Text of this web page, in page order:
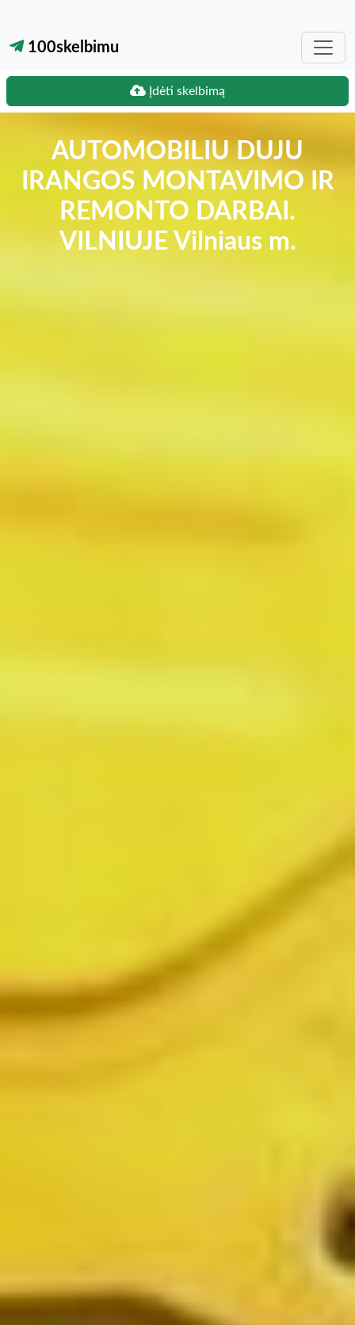
100skelbimu
Įdėti skelbimą
AUTOMOBILIU DUJU
IRANGOS MONTAVIMO IR
REMONTO DARBAI.
VILNIUJE Vilniaus m.